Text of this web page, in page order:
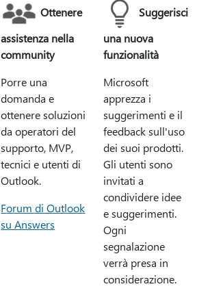
Ottenere
assistenza nella
community
Porre una
domanda e
ottenere soluzioni
da operatori del
supporto, MVP,
tecnici e utenti di
Outlook.
Forum di Outlook
su Answers
Suggerisci
una nuova
funzionalità
Microsoft
apprezza i
suggerimenti e il
feedback sull'uso
dei suoi prodotti.
Gli utenti sono
invitati a
condividere idee
e suggerimenti.
Ogni
segnalazione
verrà presa in
considerazione.